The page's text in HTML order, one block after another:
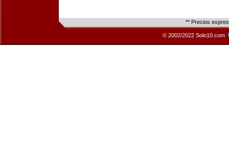
** Precios
© 2002/2022 Solo10.com